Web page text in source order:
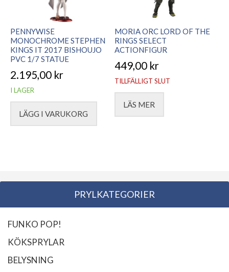
PENNYWISE
MONOCHROME STEPHEN
KINGS IT 2017 BISHOUJO
PVC 1/7 STATUE
2.195,00 kr
I LAGER
LÄGG I VARUKORG
MORIA ORC LORD OF THE
RINGS SELECT
ACTIONFIGUR
449,00 kr
TILLFÄLLIGT SLUT
LÄS MER
PRYLKATEGORIER
FUNKO POP!
KÖKSPRYLAR
BELYSNING